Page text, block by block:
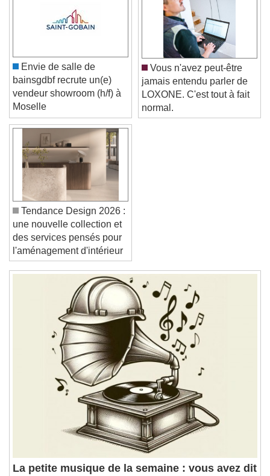
Font Size
Font Family
Done
Close Modal Dialog
End of dialog window.
Envie de salle de
bainsgdbf recrute un(e)
vendeur showroom (h/f) à
Moselle
Vous n'avez peut-être
jamais entendu parler de
LOXONE. C'est tout à fait
normal.
Tendance Design 2026 :
une nouvelle collection et
des services pensés pour
l'aménagement d'intérieur
La petite musique de la semaine : vous avez dit